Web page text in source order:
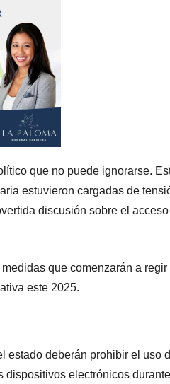
que no puede ignorarse.
estuvieron cargadas de
discusión sobre el
que comenzarán a regir
este 2025.
estado deberán prohibir el uso
electrónicos